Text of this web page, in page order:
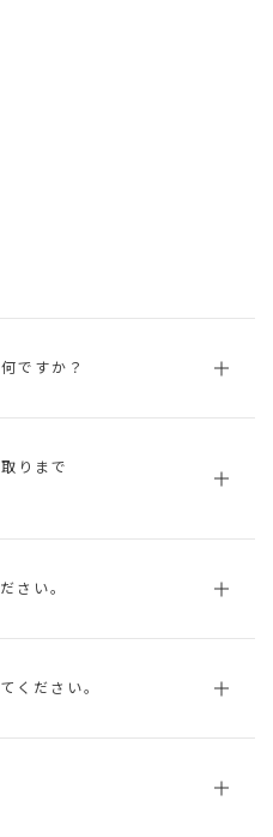
ですか？
りまで
さい。
ください。